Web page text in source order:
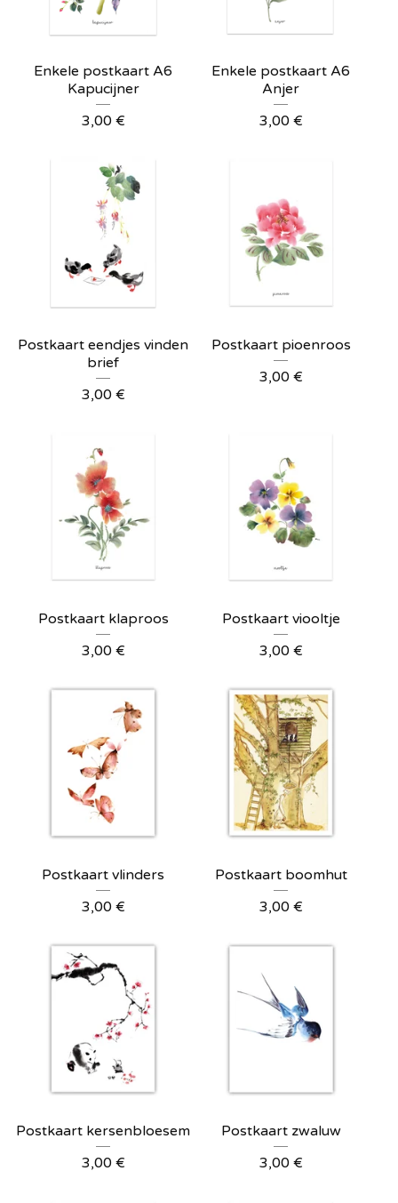
Enkele postkaart A6
Kapucijner
3,00 €
Enkele postkaart A6
Anjer
3,00 €
Postkaart eendjes vinden
brief
3,00 €
Postkaart pioenroos
3,00 €
Postkaart klaproos
3,00 €
Postkaart viooltje
3,00 €
Postkaart vlinders
3,00 €
Postkaart boomhut
3,00 €
Postkaart kersenbloesem
3,00 €
Postkaart zwaluw
3,00 €